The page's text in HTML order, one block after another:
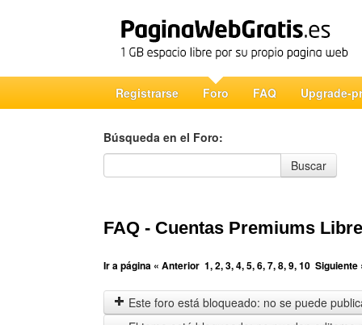
Registrarse Foro FAQ Upgrade-
Búsqueda en el Foro:
Búsqueda en el Foro
Buscar
FAQ - Cuentas Premiums
Ir a página « Anterior 1,2,3,4,5,6,7,8,9,10 Siguiente
Este foro está bloqueado: no se puede